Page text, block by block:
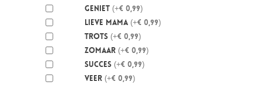
Geniet (+€ 0,99)
Lieve mama (+€ 0,99)
Trots (+€ 0,99)
Zomaar (+€ 0,99)
Succes (+€ 0,99)
Veer (+€ 0,99)